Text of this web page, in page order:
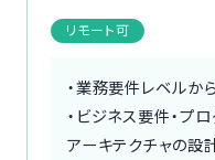
リモート可
・業務要件レベルか
・ビジネス要件・プ
アーキテクチャの設